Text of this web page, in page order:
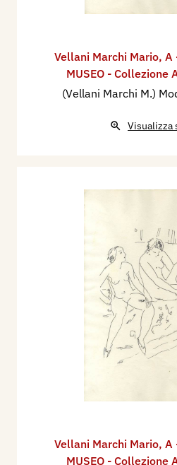
Vellani Marchi Mario, A
MUSEO - Collezione
(Vellani Marchi M.)
Visualizza
Vellani Marchi Mario, A
MUSEO - Collezione